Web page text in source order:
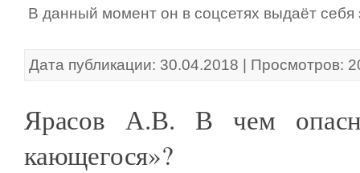
В данный момент он в соцсетях выдаёт себя
Дата публикации: 30.04.2018 | Просмотров:
Ярасов А.В. В чем
кающегося»?